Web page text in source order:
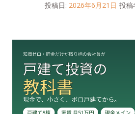
投稿日: 2026年6月21日 投稿